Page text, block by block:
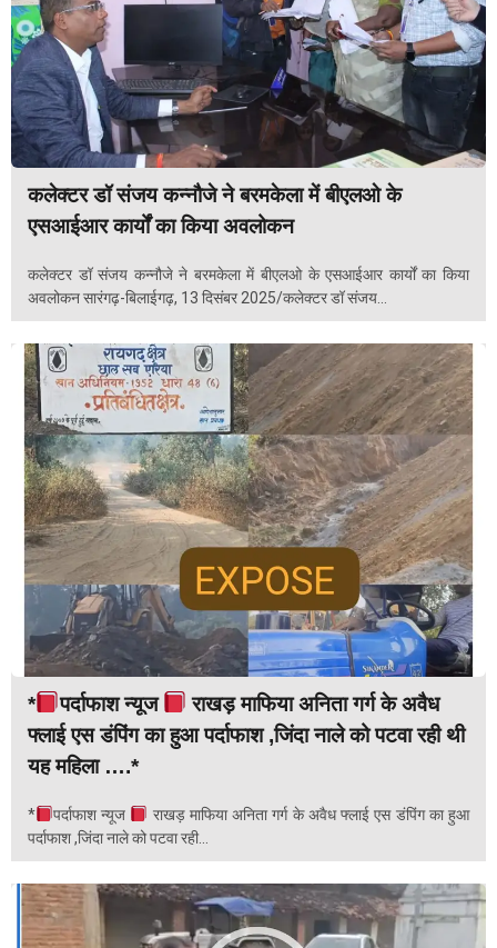
कलेक्टर डॉ संजय कन्नौजे ने बरमकेला में बीएलओ के
एसआईआर कार्यों का किया अवलोकन
कलेक्टर डॉ संजय कन्नौजे ने बरमकेला में बीएलओ के एसआईआर कार्यों का किया
अवलोकन सारंगढ़-बिलाईगढ़, 13 दिसंबर 2025/कलेक्टर डॉ संजय...
* पर्दाफाश न्यूज
राखड़ माफिया अनिता गर्ग के अवैध
फ्लाई एस डंपिंग का हुआ पर्दाफाश ,जिंदा नाले को पटवा रही थी
यह महिला ….*
* पर्दाफाश न्यूज
राखड़ माफिया अनिता गर्ग के अवैध फ्लाई एस डंपिंग का हुआ
पर्दाफाश ,जिंदा नाले को पटवा रही...